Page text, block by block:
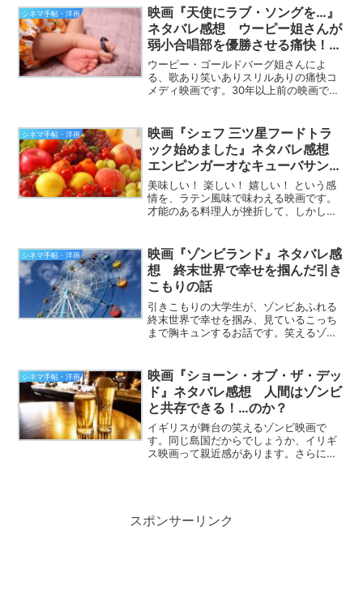
そして、若き日の、ニコラス・ケイジの
かわいらしさを見て！（...
シネマ手帖・洋画
映画『天使にラブ・ソングを…』
ネタバレ感想 ウーピー姐さんが
弱小合唱部を優勝させる痛快！部
活コメディ映画
ウーピー・ゴールドバーグ姐さんによ
る、歌あり笑いありスリルありの痛快コ
メディ映画です。30年以上前の映画で、
で、映画『天使にラブ・ソングを…』の
感想を語ってみたいと思います...
シネマ手帖・洋画
映画『シェフ 三ツ星フードトラ
ック始めました』ネタバレ感想
エンピンガーオなキューバサンド
が人生を救うのだ！
美味しい！ 楽しい！ 嬉しい！ という感
情を、ラテン風味で味わえる映画です。
才能のある料理人が挫折して、しかし、
がちですが、湿っぽさというものがまっ
たくない！なぜ？ ど...
シネマ手帖・洋画
映画『ゾンビランド』ネタバレ感
想 終末世界で幸せを掴んだ引き
こもりの話
引きこもりの大学生が、ゾンビあふれる
終末世界で幸せを掴み、見ているこっち
まで胸キュンするお話です。笑えるゾン
す。というわけで、映画『ゾンビラン
ド』の感想を語ってみたいと思...
シネマ手帖・洋画
映画『ショーン・オブ・ザ・デッ
ド』ネタバレ感想 人間はゾンビ
と共存できる！…のか？
イギリスが舞台の笑えるゾンビ映画で
す。同じ島国だからでしょうか、イリギ
ス映画って親近感があります。さらには
スポンサーリンク